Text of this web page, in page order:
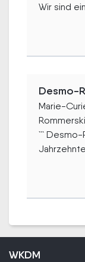
Wir sind
Desmo-
Marie-
```
WKDM